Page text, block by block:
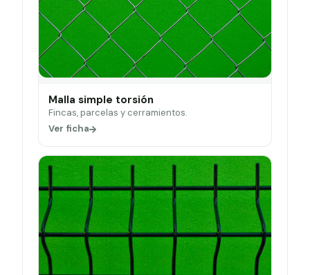
Malla simple torsión
Fincas, parcelas y cerramientos.
Ver ficha